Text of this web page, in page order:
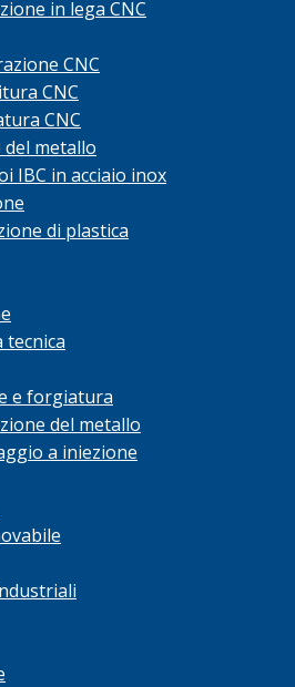
in lega CNC
CNC
CNC
CNC
metallo
IBC in acciaio inox
di plastica
e forgiatura
del metallo
a iniezione